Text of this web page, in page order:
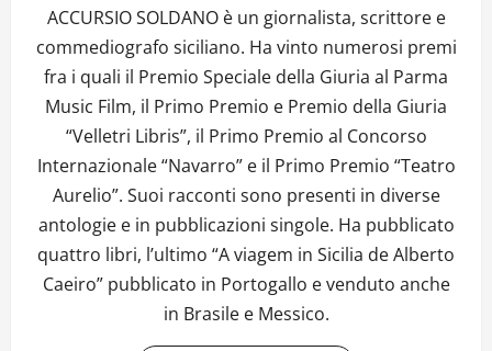
ACCURSIO SOLDANO è un giornalista, scrittore e
commediografo siciliano. Ha vinto numerosi premi
fra i quali il Premio Speciale della Giuria al Parma
Music Film, il Primo Premio e Premio della Giuria
“Velletri Libris”, il Primo Premio al Concorso
Internazionale “Navarro” e il Primo Premio “Teatro
Aurelio”. Suoi racconti sono presenti in diverse
antologie e in pubblicazioni singole. Ha pubblicato
quattro libri, l’ultimo “A viagem in Sicilia de Alberto
Caeiro” pubblicato in Portogallo e venduto anche
in Brasile e Messico.